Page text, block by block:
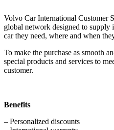
Volvo Car International Customer
global network designed to supply
car they need, where and when
To make the purchase as smooth
special products and services to
customer.
Benefits
– Personalized discounts